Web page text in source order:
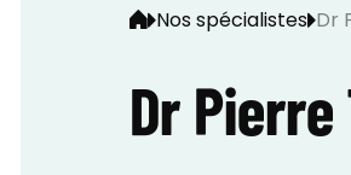
Nos spécialistes Dr
Dr Pierre